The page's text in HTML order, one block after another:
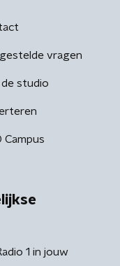
vragen
studio
Campus
1 in jouw